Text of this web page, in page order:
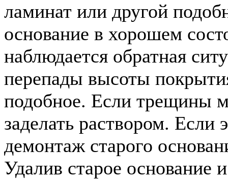
ламинат или другой
основание в хорошем
наблюдается обратная
перепады высоты
подобное. Если трещины
заделать раствором. Если
демонтаж старого
Удалив старое основание